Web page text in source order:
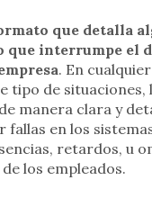
que detalla
interrumpe el
. En
tipo de situaciones,
manera clara y
fallas en los
retardos, u
los empleados.